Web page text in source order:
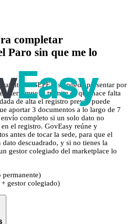
completar
Paro sin que me lo
en SEPE y se puede presentar por
interrumpe el trámite es que hace falta
de alta el registro previo puede
aportar 3 documentos a lo largo de 7
completo si un solo dato no
el registro. GovEasy reúne y
antes de tocar la sede, para que el
descuadrado, y si no tienes la
gestor colegiado del marketplace lo
gestor colegiado)